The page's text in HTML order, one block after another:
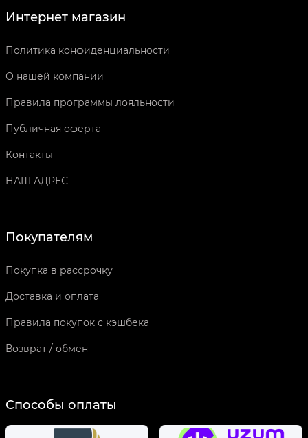
Интернет магазин
Политика конфиденциальности
О нашей компании
Правила программы лояльности
Публичная оферта
Контакты
НАШ АДРЕС
Покупателям
Покупка в рассрочку
Доставка и оплата
Правила покупок с кэшбека
Возврат / обмен
Способы оплаты